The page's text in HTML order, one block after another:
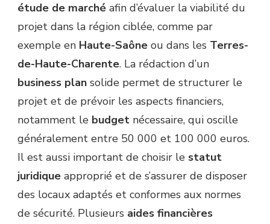
étude de marché afin d’évaluer la viabilité du
projet dans la région ciblée, comme par
exemple en Haute-Saône ou dans les Terres-
de-Haute-Charente. La rédaction d’un
business plan solide permet de structurer le
projet et de prévoir les aspects financiers,
notamment le budget nécessaire, qui oscille
généralement entre 50 000 et 100 000 euros.
Il est aussi important de choisir le statut
juridique approprié et de s’assurer de disposer
des locaux adaptés et conformes aux normes
de sécurité. Plusieurs aides financières